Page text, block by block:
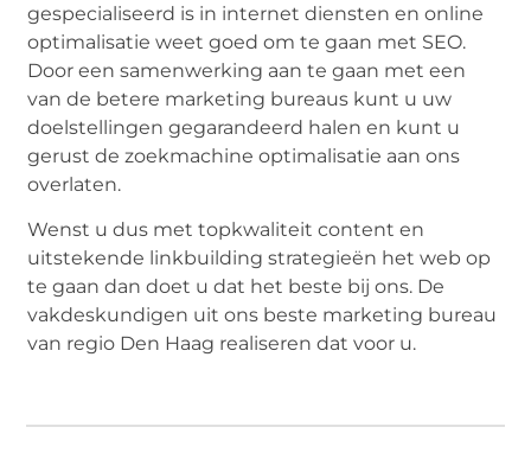
gespecialiseerd is in internet diensten en online
optimalisatie weet goed om te gaan met SEO.
Door een samenwerking aan te gaan met een
van de betere marketing bureaus kunt u uw
doelstellingen gegarandeerd halen en kunt u
gerust de zoekmachine optimalisatie aan ons
overlaten.
Wenst u dus met topkwaliteit content en
uitstekende linkbuilding strategieën het web op
te gaan dan doet u dat het beste bij ons. De
vakdeskundigen uit ons beste marketing bureau
van regio Den Haag realiseren dat voor u.